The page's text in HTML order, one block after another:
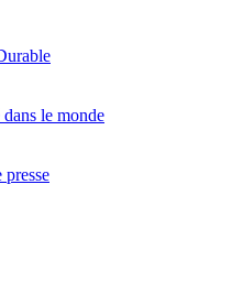
le monde